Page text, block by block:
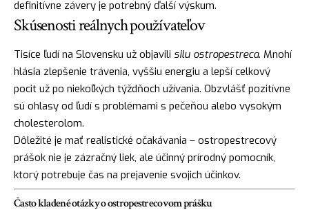
definitívne závery je potrebný ďalší výskum.
Skúsenosti reálnych používateľov
Tisíce ľudí na Slovensku už objavili silu ostropestreca. Mnohí
hlásia zlepšenie trávenia, vyššiu energiu a lepší celkový
pocit už po niekoľkých týždňoch užívania. Obzvlášť pozitívne
sú ohlasy od ľudí s problémami s pečeňou alebo vysokým
cholesterolom.
Dôležité je mať realistické očakávania – ostropestrecový
prášok nie je zázračný liek, ale účinný prírodný pomocník,
ktorý potrebuje čas na prejavenie svojich účinkov.
Často kladené otázky o ostropestrecovom prášku